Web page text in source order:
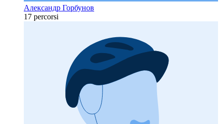
Александр Горбунов
17 percorsi